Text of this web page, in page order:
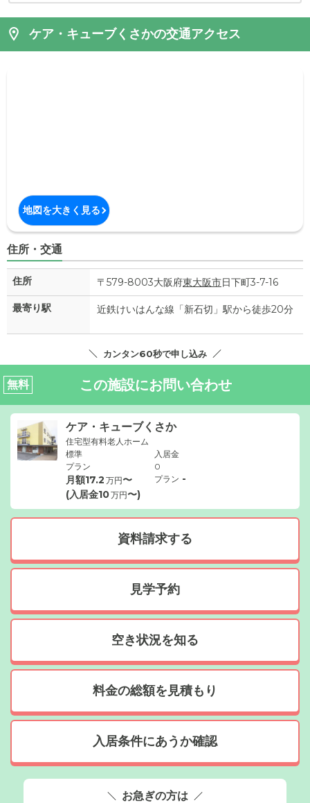
ケア・キューブくさかの交通アクセス
地図を大きく見る
住所・交通
住所 〒579-8003大阪府東大阪市日下町3-7-16
最寄り駅 近鉄けいはんな線「新石切」駅から徒歩20分
カンタン60秒で申し込み
無料 この施設にお問い合わせ
ケア・キューブくさか
住宅型有料老人ホーム
標準
プラン
月額17.2 万円〜
(入居金10万円〜)
入居金
0
プラン -
資料請求する
見学予約
空き状況を知る
料金の総額を見積もり
入居条件にあうか確認
お急ぎの方は